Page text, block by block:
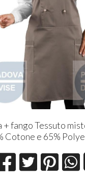
fango Tessuto
Cotone e 65%